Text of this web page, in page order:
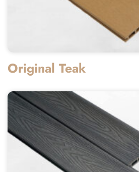
Original Teak